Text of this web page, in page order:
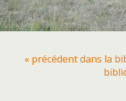
« précédent dans la